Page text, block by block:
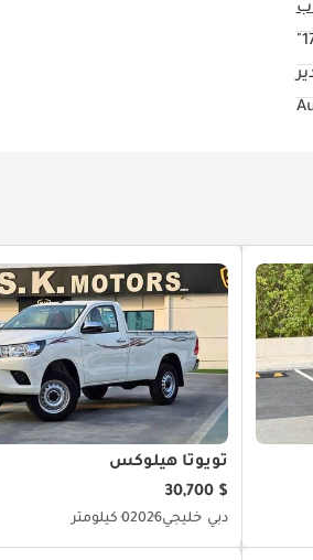
تويوتا هيلوكس
$ 30,700
دبي خليجي20260 كيلومتر